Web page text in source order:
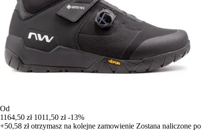
Od
1164,50 zł 1011,50 zł -13%
+50,58 złotrzymasz na kolejne zamowienie Zostana naliczone po